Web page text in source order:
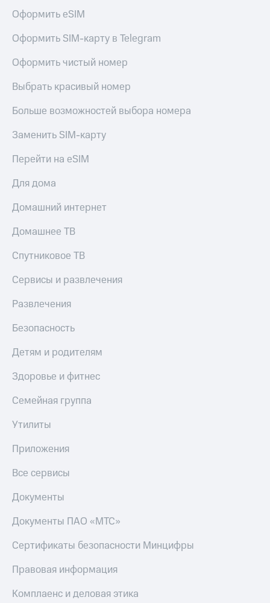
Оформить eSIM
Оформить SIM-карту в Telegram
Оформить чистый номер
Выбрать красивый номер
Больше возможностей выбора номера
Заменить SIM-карту
Перейти на eSIM
Для дома
Домашний интернет
Домашнее ТВ
Спутниковое ТВ
Сервисы и развлечения
Развлечения
Безопасность
Детям и родителям
Здоровье и фитнес
Семейная группа
Утилиты
Приложения
Все сервисы
Документы
Документы ПАО «МТС»
Сертификаты безопасности Минцифры
Правовая информация
Комплаенс и деловая этика